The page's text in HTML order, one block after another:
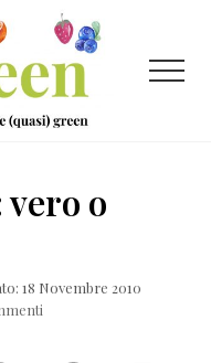
Menu
o
18 Novembre 2010